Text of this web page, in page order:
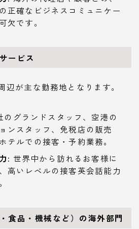
正確なビジネスコミュニケー
欠です。
ービス
辺が主な勤務地となります。
のグランドスタッフ、空港の
ンスタッフ、免税店の販売
テルでの接客・予約業務。
: 世界中から訪れるお客様に
高いレベルの接客英会話能力
食品・機械など）の海外部門